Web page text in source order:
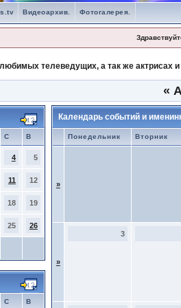
Видеоархив. Фотогалерея.
телеведущих, а так же актрисах и
«
С В
4 5
11 12
18 19
25 26
С В
Календарь событий и
Понедельник Вторник
»
»
3